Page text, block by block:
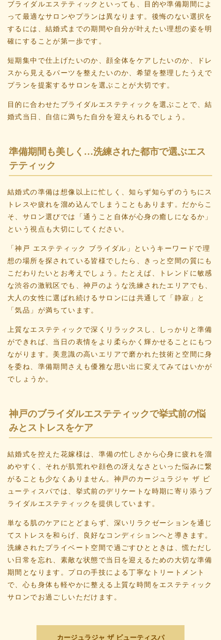
ブライダルエステティックといっても、目的や準備期間によ
って最適なサロンやプランは異なります。後悔のない選択を
するには、結婚式までの期間や自分が叶えたい理想の姿を明
確にすることが第一歩です。
短期集中で仕上げたいのか、顔全体をケアしたいのか、ドレ
スから見えるパーツを整えたいのか、希望を整理したうえで
プランを提案するサロンを選ぶことが大切です。
目的に合わせたブライダルエステティックを選ぶことで、結
婚式当日、自信に満ちた自分を迎えられるでしょう。
準備期間も美しく…洗練された都市で選ぶエス
テティック
結婚式の準備は想像以上に忙しく、知らず知らずのうちにス
トレスや疲れを溜め込んでしまうこともあります。だからこ
そ、サロン選びでは「通うこと自体が心身の癒しになるか」
という視点も大切にしてください。
「神戸 エステティック ブライダル」というキーワードで理
想の場所を探されている皆様でしたら、きっと空間の質にも
こだわりたいとお考えでしょう。たとえば、トレンドに敏感
な渋谷の激戦区でも、神戸のような洗練されたエリアでも、
大人の女性に選ばれ続けるサロンには共通して「静寂」と
「気品」が満ちています。
上質なエステティックで深くリラックスし、しっかりと準備
ができれば、当日の表情をより柔らかく輝かせることにもつ
ながります。美意識の高いエリアで磨かれた技術と空間に身
を委ね、準備期間さえも優雅な思い出に変えてみてはいかが
でしょうか。
神戸のブライダルエステティックで挙式前の悩
みとストレスをケア
結婚式を控えた花嫁様は、準備の忙しさから心身に疲れを溜
めやすく、それが肌荒れや顔色の冴えなさといった悩みに繋
がることも少なくありません。神戸のカージュラジャ ザ ビ
ューティスパでは、挙式前のデリケートな時期に寄り添うブ
ライダルエステティックを提供しています。
単なる肌のケアにとどまらず、深いリラクゼーションを通じ
てストレスを和らげ、良好なコンディションへと導きます。
洗練されたプライベート空間で過ごすひとときは、慌ただし
い日常を忘れ、素敵な状態で当日を迎えるための大切な準備
期間となります。プロの手技による丁寧なトリートメント
で、心も身体も軽やかに整える上質な時間をエステティック
サロンでお過ごしいただけます。
カージュラジャ ザ ビューティスパ